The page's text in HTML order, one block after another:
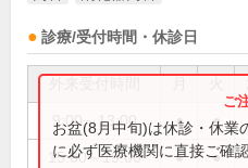
診療/受付時間・休診日
9:00～13:00 ● ●
15:00～19:00 ● ●
お盆(8月中旬)は休診・休業
に必ず医療機関に直接ご確